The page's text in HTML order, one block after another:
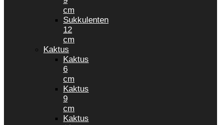
cm
Sukkulenten
12
cm
Kaktus
Kaktus
6
cm
Kaktus
9
cm
Kaktus